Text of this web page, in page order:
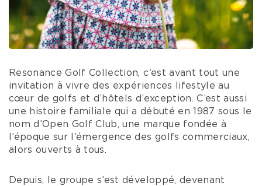
Resonance Golf Collection, c’est avant tout une
invitation à vivre des expériences lifestyle au
cœur de golfs et d’hôtels d’exception. C’est aussi
une histoire familiale qui a débuté en 1987 sous le
nom d’Open Golf Club, une marque fondée à
l’époque sur l’émergence des golfs commerciaux,
alors ouverts à tous.
Depuis, le groupe s’est développé, devenant